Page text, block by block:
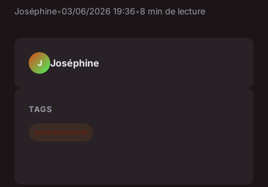
Joséphine•03/06/2026 19:36•8 min de lecture
J Joséphine
TAGS
environnement